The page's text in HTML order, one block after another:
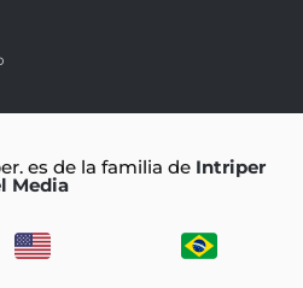
es de la familia de Intriper
Media